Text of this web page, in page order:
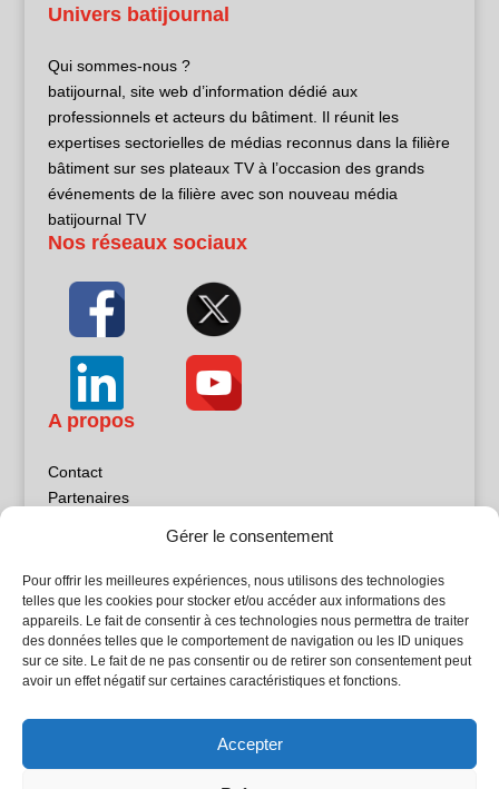
Gérer le consentement
Pour offrir les meilleures expériences, nous utilisons des technologies
telles que les cookies pour stocker et/ou accéder aux informations des
appareils. Le fait de consentir à ces technologies nous permettra de traiter
des données telles que le comportement de navigation ou les ID uniques
sur ce site. Le fait de ne pas consentir ou de retirer son consentement peut
avoir un effet négatif sur certaines caractéristiques et fonctions.
Accepter
Univers batijournal
Qui sommes-nous ?
batijournal, site web d’information dédié aux
professionnels et acteurs du bâtiment. Il réunit les
expertises sectorielles de médias reconnus dans la filière
bâtiment sur ses plateaux TV à l’occasion des grands
événements de la filière avec son nouveau média
batijournal TV
Nos réseaux sociaux
A propos
Contact
Partenaires
Politique de confidentialité
Sites partenaires
5Façades
Atrium Patrimoine